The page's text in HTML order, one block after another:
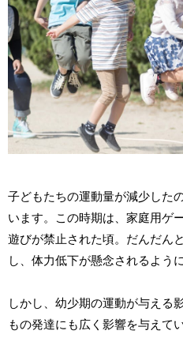
子どもたちの運動量が減少した
います。この時期は、家庭用ゲ
遊びが禁止された頃。だんだん
し、体力低下が懸念されるよう
しかし、幼少期の運動が与える
もの発達にも広く影響を与えて